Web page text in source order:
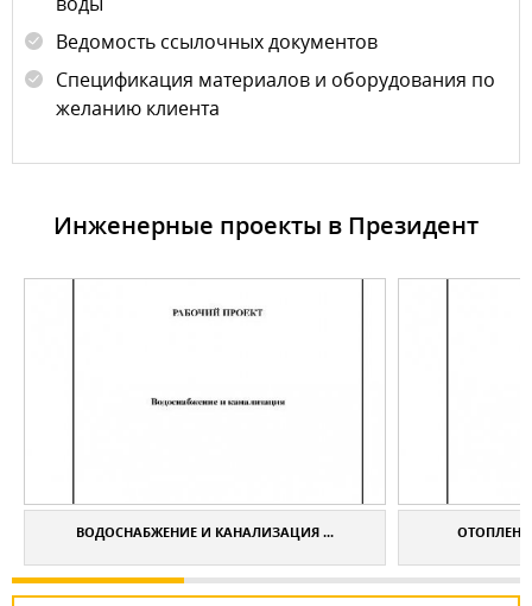
Ведомость ссылочных документов
Спецификация материалов и оборудования по
желанию клиента
Инженерные проекты в Президент
ВОДОСНАБЖЕНИЕ И КАНАЛИЗАЦИЯ ...